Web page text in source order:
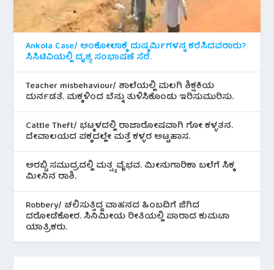
Ankola Case/ ಅಂಕೋಲಾಕ್ಕೆ ದುಷ್ಕರ್ಮಿಗಳನ್ನ ಕರೆಸಿದವರಾರು?
ಸಿಸಿಟಿವಿಯಲ್ಲಿ ದೃಶ್ಯ ಸಂಭಾಷಣೆ ಸೆರೆ.
Teacher misbehaviour/ ಶಾಲೆಯಲ್ಲಿ ಮಲಗಿ ಶಿಕ್ಷಕಿಯ
ದುರ್ನಡತೆ. ಮಕ್ಕಳಿಂದ ಬೆನ್ನು ತುಳಿಸಿಕೊಂಡು ಇರಿಸುಮುರಿಸು.
Cattle Theft/ ಭಟ್ಕಳದಲ್ಲಿ ರಾಜಾರೋಷವಾಗಿ ಗೋ ಕಳ್ಳತನ.
ದೇವಾಲಯದ ಪಕ್ಕದಲ್ಲೇ ಮತ್ತೆ ಕಳ್ಳರ ಅಟ್ಟಹಾಸ.
ಅರಬ್ಬಿ ಸಮುದ್ರದಲ್ಲಿ ಮತ್ಸ್ಯ ವೈಭವ. ಮೀನುಗಾರಿಕಾ ಬಲೆಗೆ ಸಿಕ್ಕ
ಮೀನಿನ‌ ರಾಶಿ.
Robbery/ ಚಲಿಸುತ್ತಿದ್ದ ವಾಹನದ ಹಿಂಬದಿಗೆ ಜಿಗಿದ
ದರೋಡೆಕೋರ. ಸಿನಿಮೀಯ ರೀತಿಯಲ್ಲಿ ಪಾರಾದ ಕುಮಟಾ
ಯಾತ್ರಿಕರು.